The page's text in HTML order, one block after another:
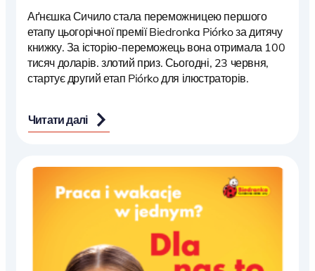
Аґнєшка Сичило стала переможницею першого
етапу цьогорічної премії Biedronka Piórko за дитячу
книжку. За історію-переможець вона отримала 100
тисяч доларів. злотий приз. Сьогодні, 23 червня,
стартує другий етап Piórko для ілюстраторів.
Читати далі